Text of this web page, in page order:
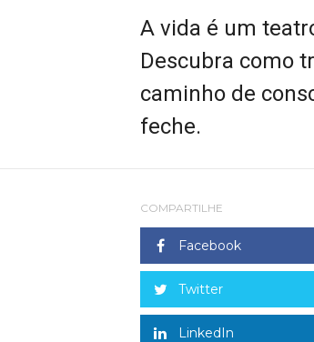
A vida é um
Descubra como
caminho de
feche.
COMPARTILHE
Facebook
Twitter
LinkedIn